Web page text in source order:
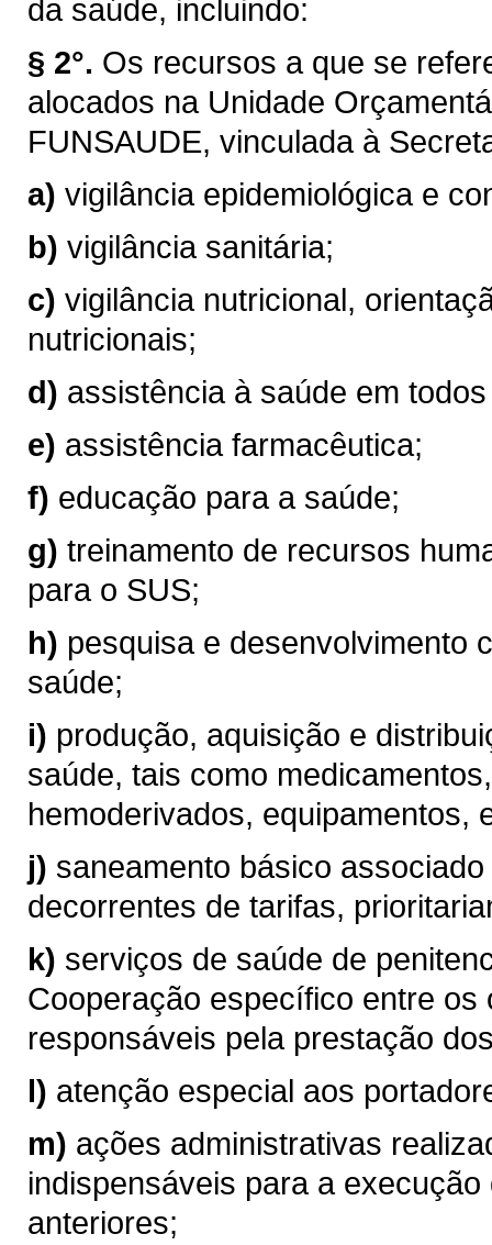
da saúde, incluindo:
§ 2°. Os recursos a que se
alocados na Unidade
FUNSAUDE, vinculada à
a) vigilância epidemiológica e
b) vigilância sanitária;
c) vigilância nutricional,
nutricionais;
d) assistência à saúde em
e) assistência farmacêutica;
f) educação para a saúde;
g) treinamento de recursos
para o SUS;
h) pesquisa e desenvolvimento
saúde;
i) produção, aquisição e
saúde, tais como
hemoderivados, equipamentos,
j) saneamento básico
decorrentes de tarifas,
k) serviços de saúde de
Cooperação específico entre
responsáveis pela prestação
l) atenção especial aos
m) ações administrativas
indispensáveis para a
anteriores;